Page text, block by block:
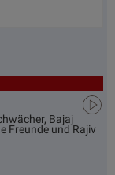
Bajaj
Freunde und Rajiv